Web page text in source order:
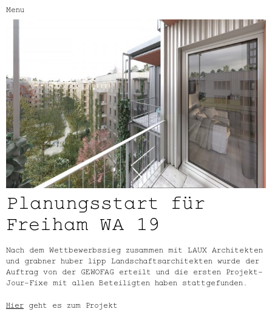
Menu
Planungsstart für
Freiham WA 19
Nach dem Wettbewerbssieg zusammen mit LAUX Architekten
und grabner huber lipp Landschaftsarchitekten wurde der
Auftrag von der GEWOFAG erteilt und die ersten Projekt-
Jour-Fixe mit allen Beteiligten haben stattgefunden.
Hier geht es zum Projekt